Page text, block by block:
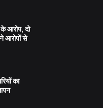
आरोप, दो
आरोपों से
का